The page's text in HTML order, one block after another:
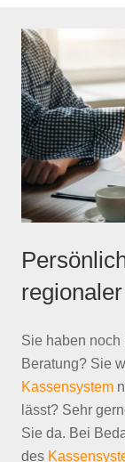
Sie haben
Beratung? Sie
Kassensystem
lässt? Sehr
Sie da. Bei
des